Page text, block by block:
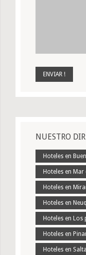
NUESTRO
Hoteles en
Hoteles en Mar
Hoteles en
Hoteles en
Hoteles en Los
Hoteles en
Hoteles en Salta